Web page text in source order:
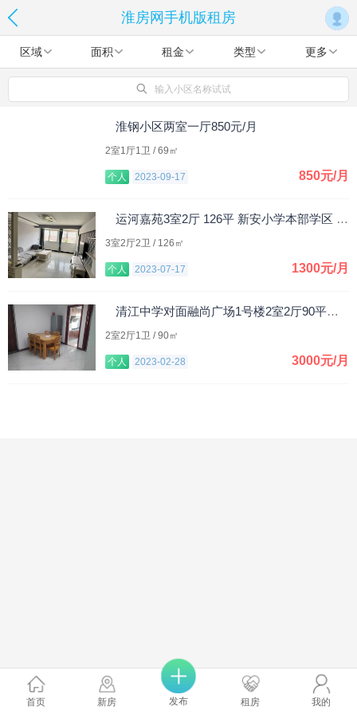
淮房网手机版租房
区域 面积 租金 类型 更多
输入小区名称试试
淮钢小区两室一厅850元/月
2室1厅1卫 / 69㎡
个人 2023-09-17 850元/月
运河嘉苑3室2厅 126平 新安小学本部学区 1300元/月
3室2厅2卫 / 126㎡
个人 2023-07-17 1300元/月
清江中学对面融尚广场1号楼2室2厅90平米，整租。
2室2厅1卫 / 90㎡
个人 2023-02-28 3000元/月
首页 新房 发布 租房 我的